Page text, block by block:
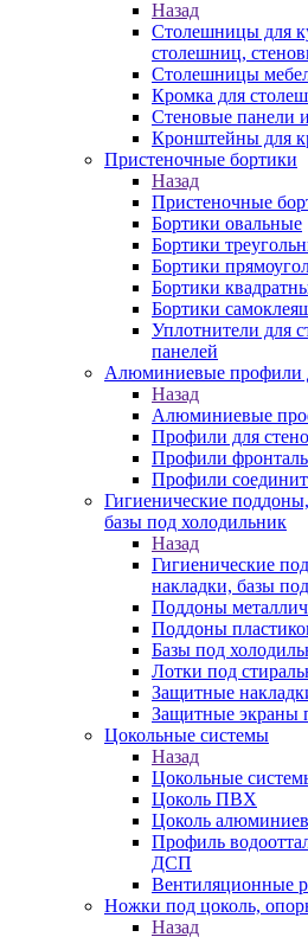
Назад
Столешницы для
столешниц,
Столешницы
Кромка для
Стеновые панели
Кронштейны для
Пристеночные бортики
Назад
Пристеночные
Бортики овальные
Бортики
Бортики
Бортики
Бортики
Уплотнители для
панелей
Алюминиевые профили
Назад
Алюминиевые
Профили для
Профили
Профили
Гигиенические
базы под холодильник
Назад
Гигиенические
накладки, базы
Поддоны
Поддоны
Базы под
Лотки под
Защитные
Защитные экраны
Цокольные системы
Назад
Цокольные
Цоколь ПВХ
Цоколь
Профиль
ДСП
Вентиляционные
Ножки под цоколь,
Назад